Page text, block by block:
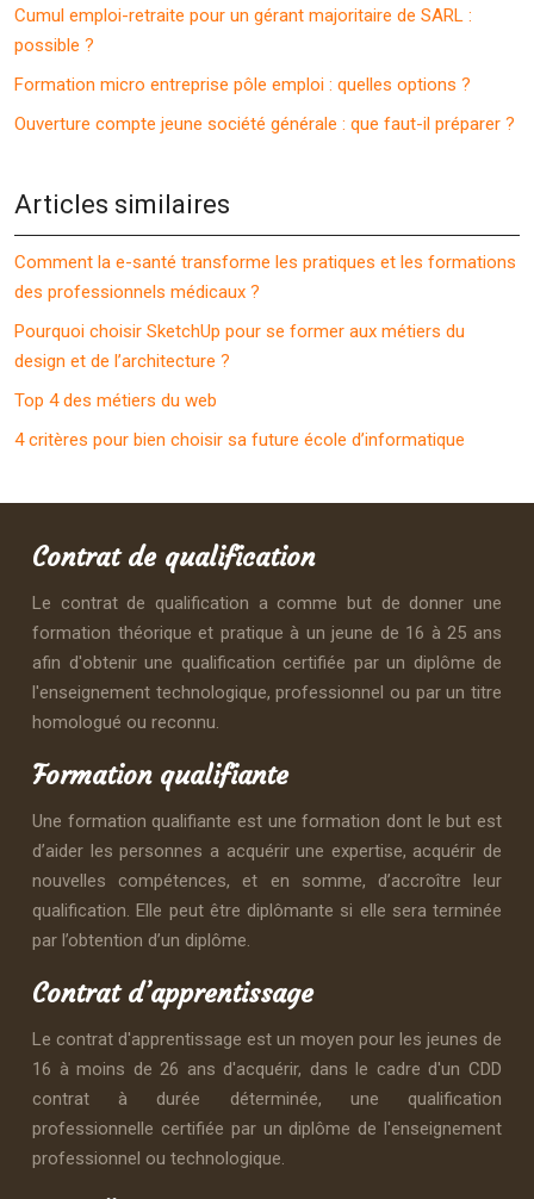
Cumul emploi-retraite pour un gérant majoritaire de SARL :
possible ?
Formation micro entreprise pôle emploi : quelles options ?
Ouverture compte jeune société générale : que faut-il préparer ?
Articles similaires
Comment la e-santé transforme les pratiques et les formations
des professionnels médicaux ?
Pourquoi choisir SketchUp pour se former aux métiers du
design et de l’architecture ?
Top 4 des métiers du web
4 critères pour bien choisir sa future école d’informatique
Contrat de qualification
Le contrat de qualification a comme but de donner une
formation théorique et pratique à un jeune de 16 à 25 ans
afin d'obtenir une qualification certifiée par un diplôme de
l'enseignement technologique, professionnel ou par un titre
homologué ou reconnu.
Formation qualifiante
Une formation qualifiante est une formation dont le but est
d’aider les personnes a acquérir une expertise, acquérir de
nouvelles compétences, et en somme, d’accroître leur
qualification. Elle peut être diplômante si elle sera terminée
par l’obtention d’un diplôme.
Contrat d’apprentissage
Le contrat d'apprentissage est un moyen pour les jeunes de
16 à moins de 26 ans d'acquérir, dans le cadre d'un CDD
contrat à durée déterminée, une qualification
professionnelle certifiée par un diplôme de l'enseignement
professionnel ou technologique.